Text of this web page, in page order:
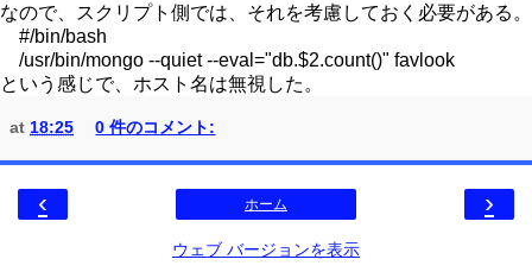
なので、スクリプト側では、それを考慮しておく必要がある。
#/bin/bash
/usr/bin/mongo --quiet --eval="db.$2.count()" favlook
という感じで、ホスト名は無視した。
at 18:25 0 件のコメント:
‹ ›
ホーム
ウェブ バージョンを表示